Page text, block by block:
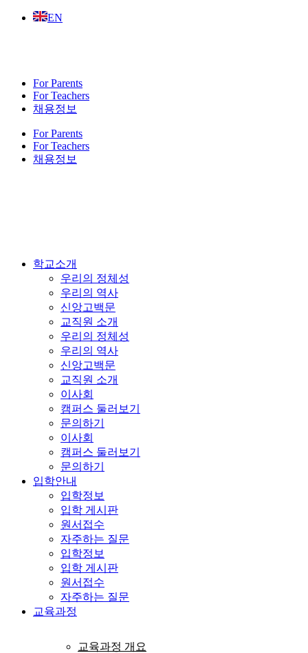
Skip
EN
For Parents
For Teachers
채용정보
For Parents
For Teachers
채용정보
학교소개
우리의 정체성
우리의 역사
신앙고백문
교직원 소개
우리의 정체성
우리의 역사
신앙고백문
교직원 소개
이사회
캠퍼스 둘러보기
문의하기
이사회
캠퍼스 둘러보기
문의하기
입학안내
입학정보
입학 게시판
원서접수
자주하는 질문
입학정보
입학 게시판
원서접수
자주하는 질문
교육과정
교육과정 개요